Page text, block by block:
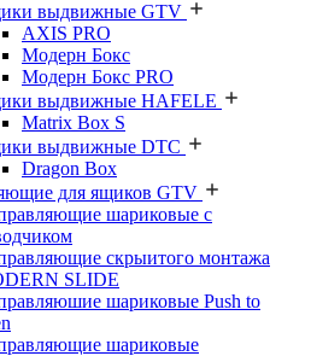
выдвижные GTV
AXIS PRO
Модерн Бокс
Модерн Бокс PRO
выдвижные HAFELE
Matrix Box S
выдвижные DTC
Dragon Box
для ящиков GTV
шариковые с
скрыитого монтажа
SLIDE
шариковые Push to
шариковые